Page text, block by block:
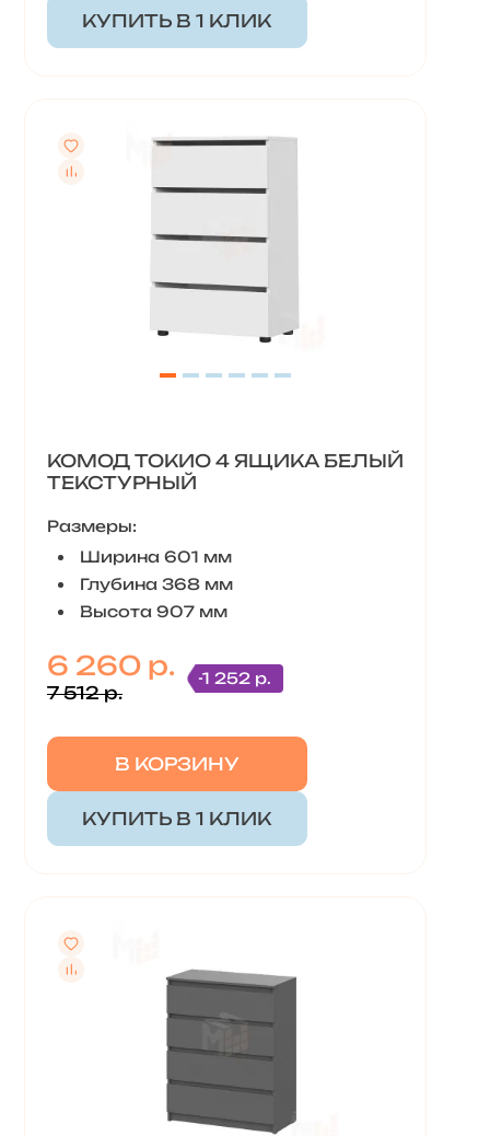
КУПИТЬ В 1 КЛИК
КОМОД ТОКИО 4 ЯЩИКА БЕЛЫЙ
ТЕКСТУРНЫЙ
Размеры:
Ширина 601 мм
Глубина 368 мм
Высота 907 мм
6 260 р.
7 512 р.
-1 252 р.
В КОРЗИНУ
КУПИТЬ В 1 КЛИК